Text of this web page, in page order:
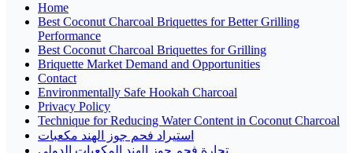
Home
Best Coconut Charcoal Briquettes for Better Grilling
Performance
Best Coconut Charcoal Briquettes for Grilling
Briquette Market Demand and Opportunities
Contact
Environmentally Safe Hookah Charcoal
Privacy Policy
Technique for Reducing Water Content in Coconut Charcoal
استيراد فحم جوز الهند مكعبات